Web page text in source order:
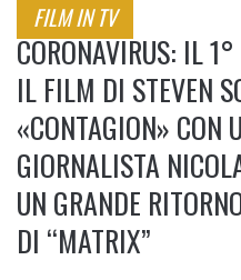
FILM IN TV
CORONAVIRUS: IL
IL FILM DI STEVEN
«CONTAGION» CON
GIORNALISTA
UN GRANDE
DI “MATRIX”